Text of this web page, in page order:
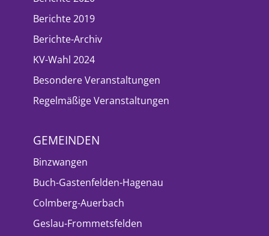
Berichte 2019
Berichte-Archiv
KV-Wahl 2024
Besondere Veranstaltungen
Regelmäßige Veranstaltungen
GEMEINDEN
Binzwangen
Buch-Gastenfelden-Hagenau
Colmberg-Auerbach
Geslau-Frommetsfelden